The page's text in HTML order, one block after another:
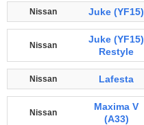
Nissan Juke (YF15)
Nissan
Juke (YF15)
Restyle
Nissan Lafesta
Nissan
Maxima V
(A33)